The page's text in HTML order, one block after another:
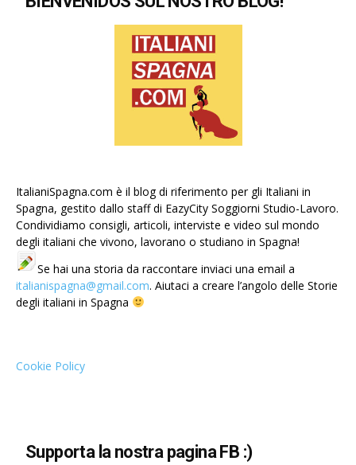
ItalianiSpagna.com è il blog di riferimento per gli Italiani in
Spagna, gestito dallo staff di EazyCity Soggiorni Studio-Lavoro.
Condividiamo consigli, articoli, interviste e video sul mondo
degli italiani che vivono, lavorano o studiano in Spagna!
Se hai una storia da raccontare inviaci una email a
italianispagna@gmail.com. Aiutaci a creare l’angolo delle Storie
degli italiani in Spagna
Cookie Policy
Supporta la nostra pagina FB :)